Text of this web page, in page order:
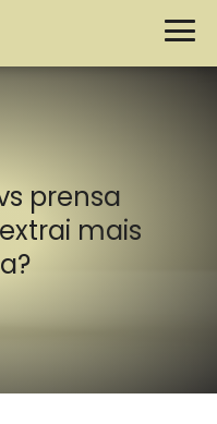
prensa
mais